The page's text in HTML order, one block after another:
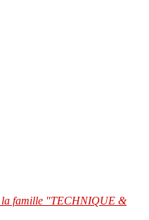
la famille "TECHNIQUE &